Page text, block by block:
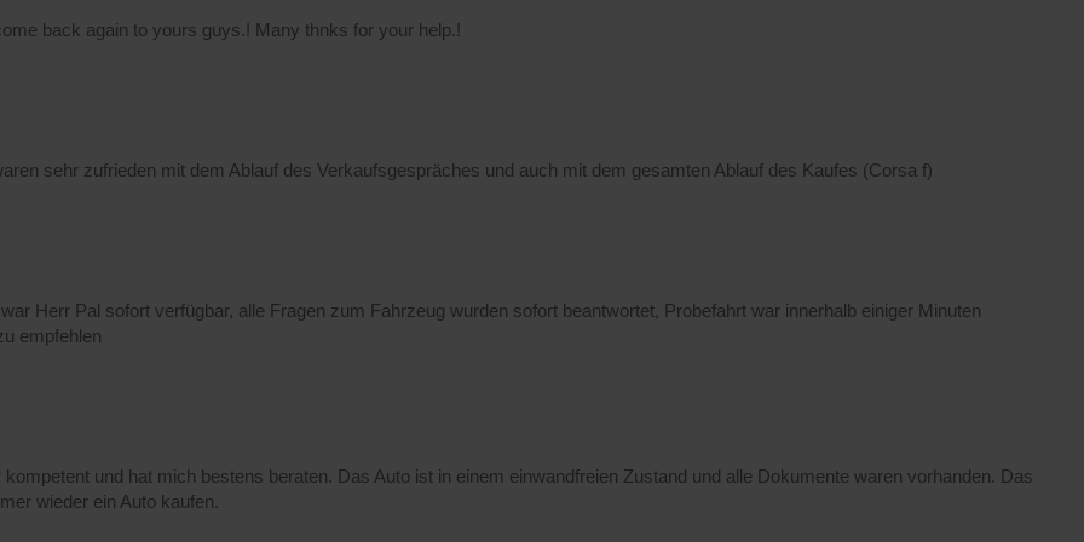
back again to yours guys.! Many thnks for your help.!
sehr zufrieden mit dem Ablauf des Verkaufsgespräches und auch mit dem gesamten Ablauf des Kaufes (Corsa f)
Herr Pal sofort verfügbar, alle Fragen zum Fahrzeug wurden sofort beantwortet, Probefahrt war innerhalb einiger Minuten
empfehlen
und hat mich bestens beraten. Das Auto ist in einem einwandfreien Zustand und alle Dokumente waren vorhanden. Das
wieder ein Auto kaufen.